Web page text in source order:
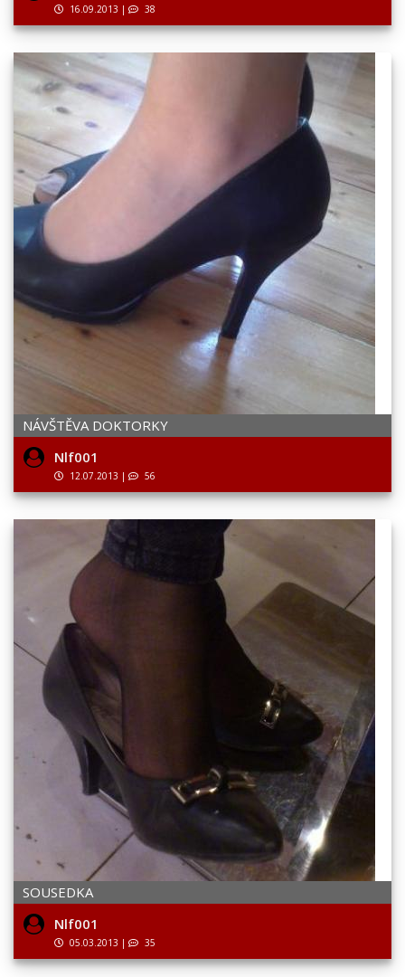
16.09.2013 | 38
NÁVŠTĚVA DOKTORKY
Nlf001
12.07.2013 | 56
SOUSEDKA
Nlf001
05.03.2013 | 35